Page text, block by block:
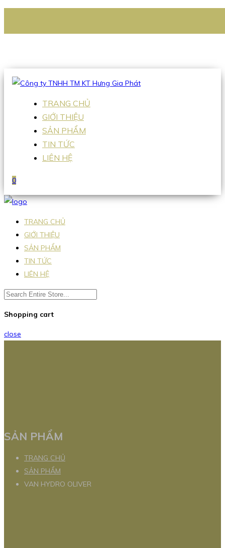
Hotline:0938 336 079
TRANG CHỦ
GIỚI THIỆU
SẢN PHẨM
TIN TỨC
LIÊN HỆ
0
TRANG CHỦ
GIỚI THIỆU
SẢN PHẨM
TIN TỨC
LIÊN HỆ
Shopping cart
close
SẢN PHẨM
TRANG CHỦ
SẢN PHẨM
VAN HYDRO OLIVER